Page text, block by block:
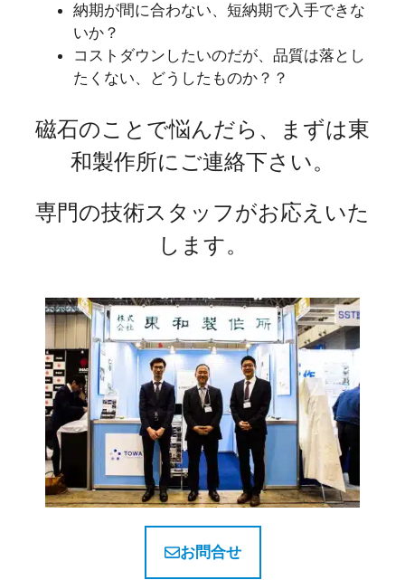
納期が間に合わない、短納期で入手できな
いか？
コストダウンしたいのだが、品質は落とし
たくない、どうしたものか？？
磁石のことで悩んだら、まずは東
和製作所にご連絡下さい。
専門の技術スタッフがお応えいた
します。
お問合せ